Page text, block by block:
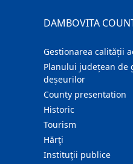
DAMBOVITA
Gestionarea calității
Planului județean de
deșeurilor
County presentation
Historic
Tourism
Hărţi
Instituţii publice